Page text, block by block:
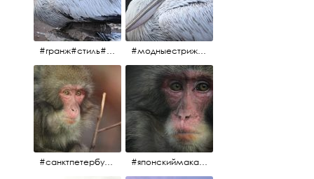
#гранж#стиль#тренд#тренд2017 #модныестрижки#санктпетербург #пеликан #птицы#причёски #модныестрижки#стильныестрижки#причёски#зоопарк #пеликан#санктпетербург #причёскиподуше
#санктпетербург #macacafuscata #macaca #ленинградскийзоопарк #снежнаяобезьяна #японскиймакак #макака #зоопарк #японскиймакак#снежнаяобезьяна#приматы#макака#зоопарк#животные#ленинградскийзоопарк#macaca#macacafuscata#санктпетербург